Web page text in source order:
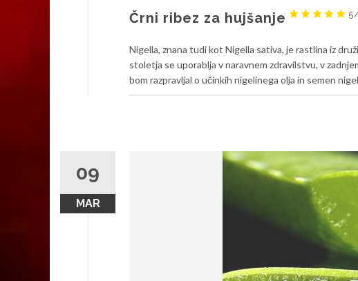
Črni ribez za hujšanje
Nigella, znana tudi kot Nigella sativa, je rastlina iz
stoletja se uporablja v naravnem zdravilstvu, v
bom razpravljal o učinkih nigelinega olja in semen
09
MAR